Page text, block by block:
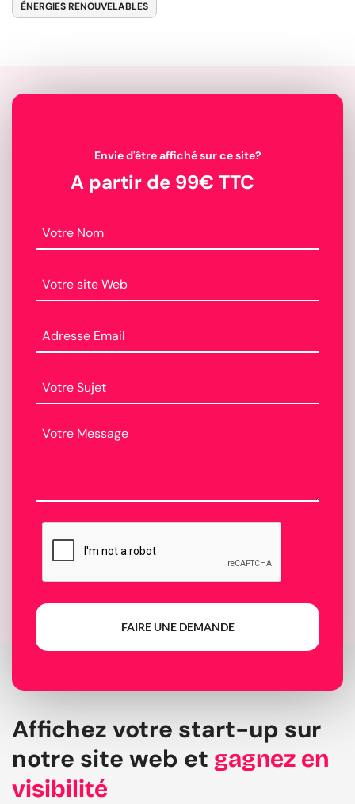
ÉNERGIES RENOUVELABLES
Envie d'être affiché sur ce site?
A partir de 99€ TTC
FAIRE UNE DEMANDE
Affichez votre start-up sur
notre site web et gagnez en
visibilité